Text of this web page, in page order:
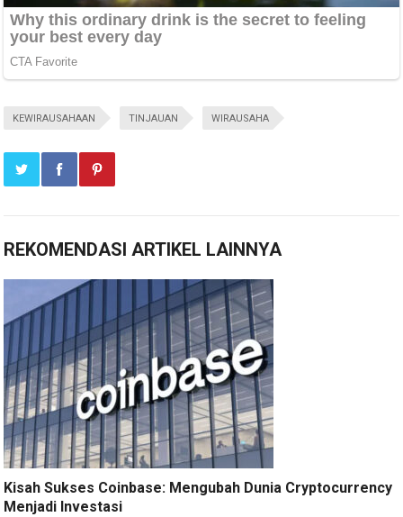
KEWIRAUSAHAAN TINJAUAN WIRAUSAHA
REKOMENDASI ARTIKEL LAINNYA
Kisah Sukses Coinbase: Mengubah Dunia Cryptocurrency
Menjadi Investasi